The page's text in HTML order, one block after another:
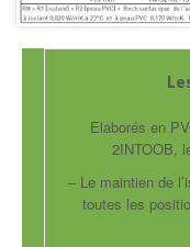
Elaborés en
2INTOOB,
– Le maintien de
toutes les